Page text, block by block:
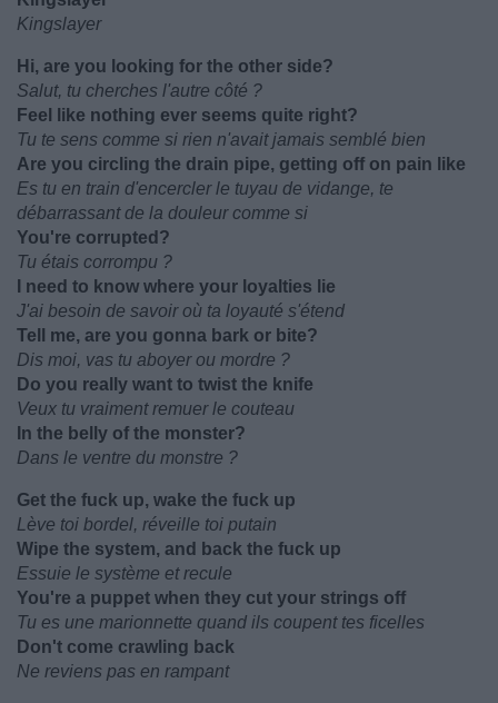
Kingslayer
Hi, are you looking for the other side?
Salut, tu cherches l'autre côté ?
Feel like nothing ever seems quite right?
Tu te sens comme si rien n'avait jamais semblé bien
Are you circling the drain pipe, getting off on pain like
Es tu en train d'encercler le tuyau de vidange, te
débarrassant de la douleur comme si
You're corrupted?
Tu étais corrompu ?
I need to know where your loyalties lie
J'ai besoin de savoir où ta loyauté s'étend
Tell me, are you gonna bark or bite?
Dis moi, vas tu aboyer ou mordre ?
Do you really want to twist the knife
Veux tu vraiment remuer le couteau
In the belly of the monster?
Dans le ventre du monstre ?
Get the fuck up, wake the fuck up
Lève toi bordel, réveille toi putain
Wipe the system, and back the fuck up
Essuie le système et recule
You're a puppet when they cut your strings off
Tu es une marionnette quand ils coupent tes ficelles
Don't come crawling back
Ne reviens pas en rampant